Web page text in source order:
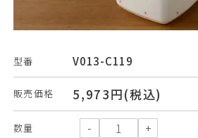
型番 V013-C119
販売価格 5,973円(税込)
数量